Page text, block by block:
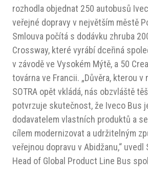
rozhodla objednat 250 autobusů
veřejné dopravy v největším městě
Smlouva počítá s dodávku zhruba
Crossway, které vyrábí dceřiná
v závodě ve Vysokém Mýtě, a 50
továrna ve Francii. „Důvěra, kterou
SOTRA opět vkládá, nás obzvláště
potvrzuje skutečnost, že Iveco Bus
dodavatelem vlastních produktů a
cílem modernizovat a udržitelným
veřejnou dopravu v Abidžanu,“ uvedl
Head of Global Product Line Bus